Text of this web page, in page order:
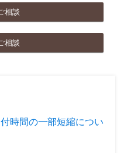
相談
相談
時間の一部短縮につい